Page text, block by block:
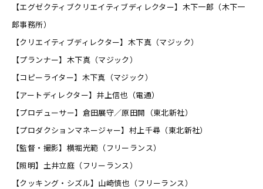
【エグゼクティブクリエイティブディレクター】木下一郎（木下一
郎事務所）
【クリエイティブディレクター】木下真（マジック）
【プランナー】木下真（マジック）
【コピーライター】木下真（マジック）
【アートディレクター】井上信也（電通）
【プロデューサー】倉田展守／原田開（東北新社）
【プロダクションマネージャー】村上千尋（東北新社）
【監督・撮影】横堀光範（フリーランス）
【照明】土井立庭（フリーランス）
【クッキング・シズル】山崎慎也（フリーランス）